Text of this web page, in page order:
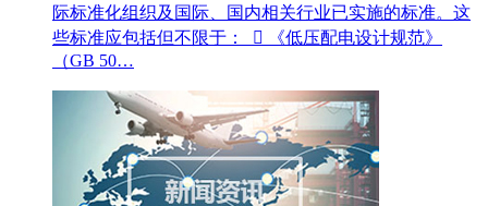
际标准化组织及国际、国内相关行业已实施的标准。这
些标准应包括但不限于：  《低压配电设计规范》
（GB 50…